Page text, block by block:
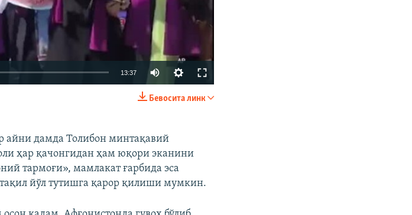
13:37
Бевосита линк
айни дамда Толибон минтақавий
ҳар қачонгидан ҳам юқори эканини
тармоғи», мамлакат ғарбида эса
йўл тутишга қарор қилиши мумкин.